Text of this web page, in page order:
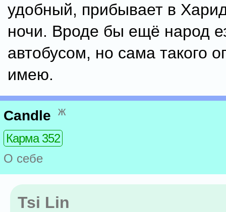
удобный, прибывает в
ночи. Вроде бы ещё народ
автобусом, но сама такого
имею.
Candle ж
Карма 352
О себе
Tsi Lin